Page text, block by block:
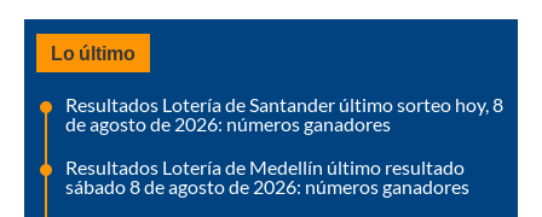
Lo último
Resultados Lotería de Santander último sorteo hoy, 8
de agosto de 2026: números ganadores
Resultados Lotería de Medellín último resultado
sábado 8 de agosto de 2026: números ganadores